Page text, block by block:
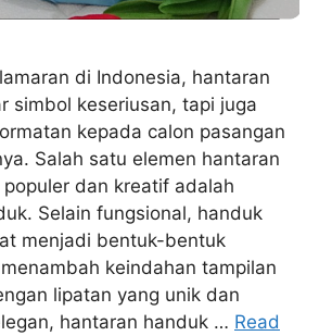
di Indonesia, hantaran
simbol keseriusan, tapi juga
kepada calon pasangan
Salah satu elemen hantaran
dan kreatif adalah
Selain fungsional, handuk
menjadi bentuk-bentuk
keindahan tampilan
lipatan yang unik dan
hantaran handuk … Read